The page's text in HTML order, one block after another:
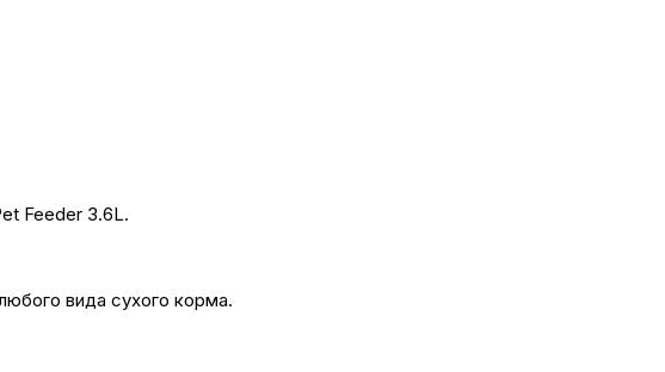
Feeder 3.6L.
вида сухого корма.